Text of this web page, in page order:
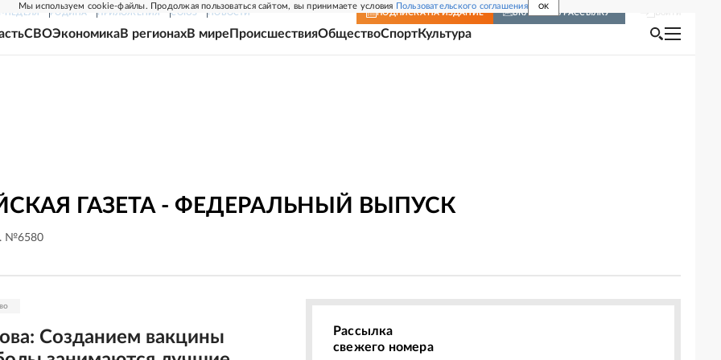
Мы используем cookie-файлы. Продолжая пользоваться сайтом, вы принимаете условия Пользовательского соглашения OK
НЕДЕЛЯ РОДИНА ПРИЛОЖЕНИЯ СОЮЗ НОВОСТИ ПОДПИСКА НА ИЗДАНИЕ ВКЛЮЧИТЬ РАССЫЛКУ
СВОЭкономикаВ регионахВ мире ПроисшествияОбществоСпортКультура
ГАЗЕТА - ФЕДЕРАЛЬНЫЙ ВЫПУСК
№6580
Созданием вакцины
Рассылка
свежего номера